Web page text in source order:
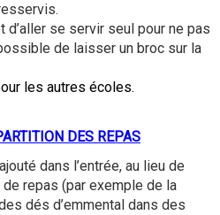
se servir seul pour ne pas
de laisser un broc sur la
les autres écoles.
DES REPAS
dans l’entrée, au lieu de
repas (par exemple de la
dés d’emmental dans des